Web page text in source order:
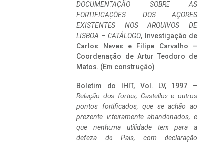
DOCUMENTAÇÃO SOBRE AS
FORTIFICAÇÕES DOS AÇORES
EXISTENTES NOS ARQUIVOS DE
LISBOA – CATÁLOGO, Investigação de
Carlos Neves e Filipe Carvalho –
Coordenação de Artur Teodoro de
Matos. (Em construção)
Boletim do IHIT, Vol. LV, 1997 –
Relação dos fortes, Castellos e outros
pontos fortificados, que se achão ao
prezente inteiramente abandonados, e
que nenhuma utilidade tem para a
defeza do Pais, com declaração